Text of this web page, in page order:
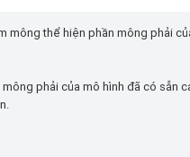
mông thể hiện phần mông phải
phải của mô hình đã có sẵn